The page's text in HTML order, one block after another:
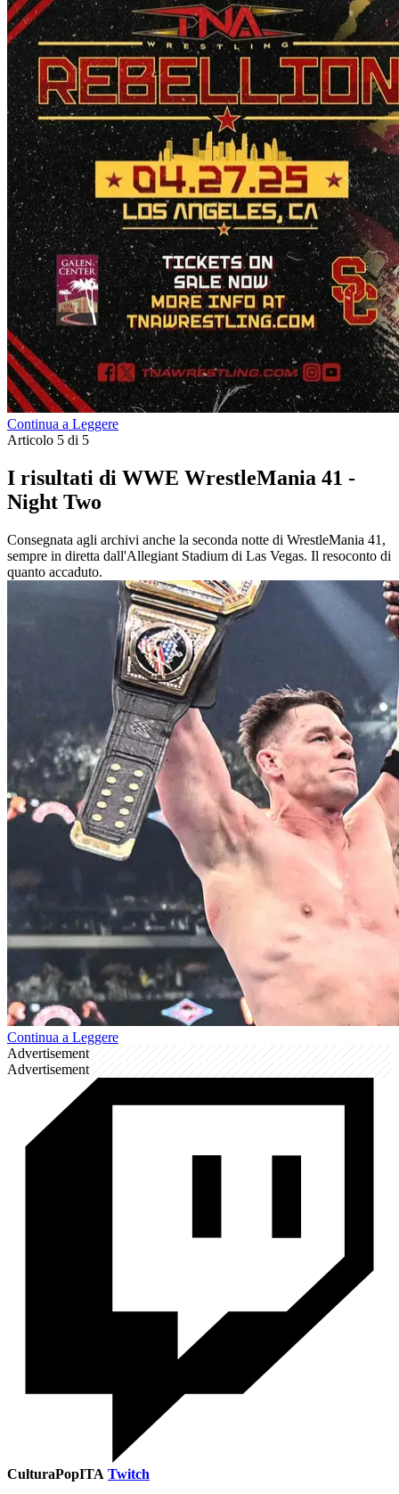
Continua a Leggere
Articolo 5 di 5
I risultati di WWE WrestleMania 41 -
Night Two
Consegnata agli archivi anche la seconda notte di WrestleMania 41,
sempre in diretta dall'Allegiant Stadium di Las Vegas. Il resoconto di
quanto accaduto.
Continua a Leggere
Advertisement
Advertisement
CulturaPopITA Twitch